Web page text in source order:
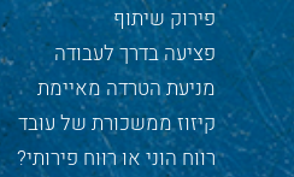
פירוק שיתוף
פציעה בדרך לעבודה
מניעת הטרדה מאיימת
קיזוז ממשכורת של עובד
רווח הוני או רווח פירותי?